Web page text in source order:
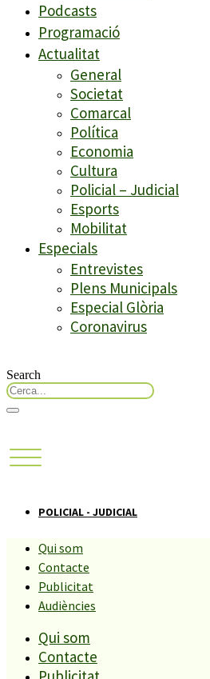
Podcasts
Programació
Actualitat
General
Societat
Comarcal
Política
Economia
Cultura
Policial – Judicial
Esports
Mobilitat
Especials
Entrevistes
Plens Municipals
Especial Glòria
Coronavirus
Search
Qui som
Contacte
Publicitat
Audiències
Qui som
Contacte
POLICIAL - JUDICIAL
Desarticulen una
prostituïa dones
Compartiu aquesta història